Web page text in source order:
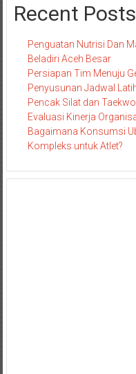
Recent Posts
Penguatan Nutrisi Dan
Beladiri Aceh Besar
Persiapan Tim Menuju
Penyusunan Jadwal
Pencak Silat dan
Evaluasi Kinerja
Bagaimana Konsumsi
Kompleks untuk Atlet?